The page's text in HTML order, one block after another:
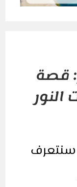
قصة
النور
سنتعرف